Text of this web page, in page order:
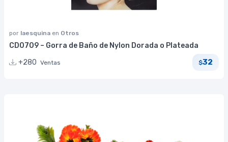
por laesquina en Otros
CD0709 – Gorra de Baño de Nylon Dorada o Plateada
+280 Ventas $32